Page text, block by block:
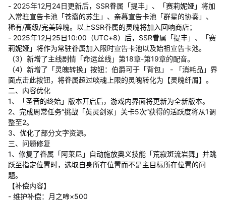
- 2025年12月24日更新后，SSR眷属「提丰」、「赛莉妮娅」将加
入常驻宣告卡池「苍裔的苏生」、亲暮宣告卡池「群星的协奏」、
稀有/高级/完美碎魄。以上SSR眷属的灵魄将加入回响商店；
- 2025年12月25日10:00（UTC+8）后，SSR眷属「提丰」、「赛
莉妮娅」将作为常驻眷属加入限时宣告卡池以及始祖宣告卡池。
（3）新增了主线剧情「命运丝线」第18章-第19章的配音。
（4）新增了「灵魄转换」按钮：伯爵可于「背包」 - 「消耗品」界
面点击此按钮，将眷属超过啖魂上限的灵魄转化为【灵魄纤屑】。
二、内容优化
1、「圣音的终始」版本开启后，游戏内界面将更新为全新版本。
2、完成周常任务“挑战「英灵剑冢」关卡5次”获得的活跃度将从1调
整至2。
3、优化了部分文字资源。
三、问题修复
1、修复了眷属「阿莱尼」自动施放奥义技能「荒寂斑流岩舞」并跳
跃至指定位置时，选取自身所在位置而不是主目标所在位置的问
题。
【补偿内容】
- 维护补偿：月之啼×500